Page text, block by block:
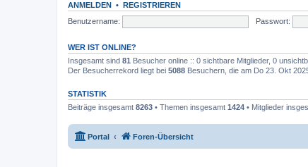
ANMELDEN • REGISTRIEREN
Benutzername:
Passwort:
WER IST ONLINE?
Insgesamt sind 81 Besucher online :: 0 sichtbare Mitglieder, 0
Der Besucherrekord liegt bei 5088 Besuchern, die am Do 23. Okt
STATISTIK
Beiträge insgesamt 8263 • Themen insgesamt 1424 • Mitglieder
Portal Foren-Übersicht